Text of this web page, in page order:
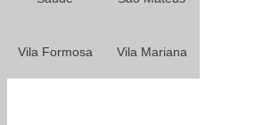
Vila Formosa Vila Mariana